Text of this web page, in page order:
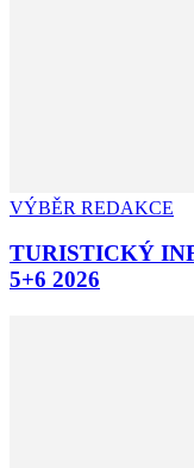
VÝBĚR REDAKCE
TURISTICKÝ
5+6 2026